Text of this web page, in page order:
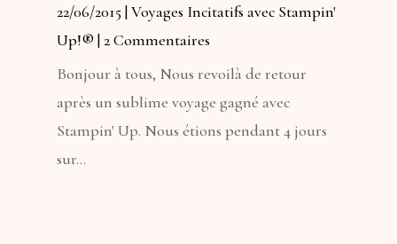
22/06/2015|Voyages Incitatifs avec Stampin'
Up!® | 2 Commentaires
Bonjour à tous, Nous revoilà de retour
après un sublime voyage gagné avec
Stampin' Up. Nous étions pendant 4 jours
sur...